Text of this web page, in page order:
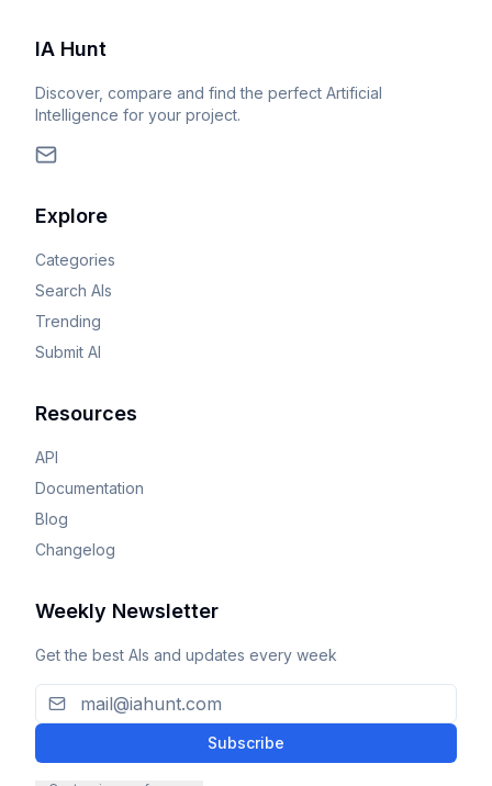
IA Hunt
Discover, compare and find the perfect Artificial
Intelligence for your project.
Explore
Categories
Search AIs
Trending
Submit AI
Resources
API
Documentation
Blog
Changelog
Weekly Newsletter
Get the best AIs and updates every week
Subscribe